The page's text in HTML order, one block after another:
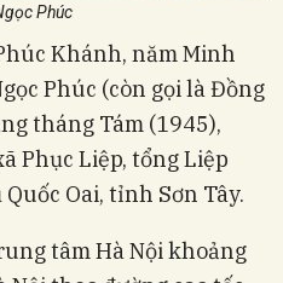
Phúc
Khánh, năm Minh
Phúc (còn gọi là Đồng
tháng Tám (1945),
Phục Liệp, tổng Liệp
Oai, tỉnh Sơn Tây.
tâm Hà Nội khoảng